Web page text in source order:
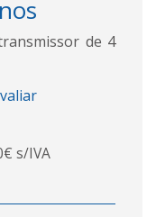
de 4
s/IVA